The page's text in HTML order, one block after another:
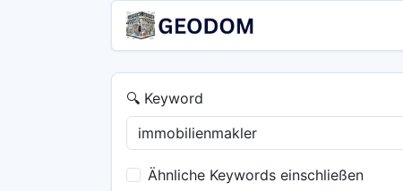
🔍 Keyword
Ähnliche Keywords einschließen